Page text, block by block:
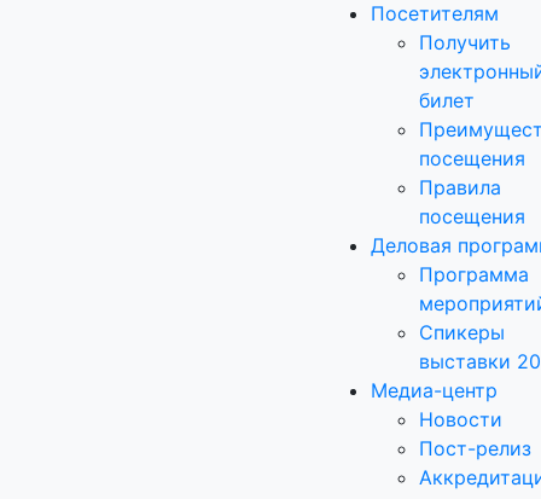
Посетителям
Получить
билет
посещения
Правила
посещения
Деловая
Программа
Спикеры
выставки
Медиа-центр
Новости
Пост-релиз